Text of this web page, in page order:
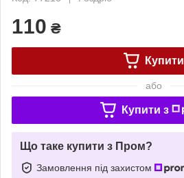
110 ₴
Купити
або
Купити з
Що таке купити з Пром?
Замовлення під захистом